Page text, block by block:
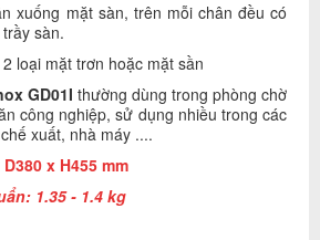
xuống mặt sàn, trên mỗi chân đều có
sàn.
loại mặt trơn hoặc mặt sần
GD01I thường dùng trong phòng chờ
công nghiệp, sử dụng nhiều trong các
xuất, nhà máy ....
x H455 mm
1.35 - 1.4 kg